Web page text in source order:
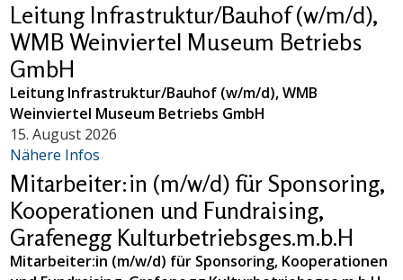
Leitung Infrastruktur/Bauhof (w/m/d),
WMB Weinviertel Museum Betriebs
GmbH
Leitung Infrastruktur/Bauhof (w/m/d), WMB
Weinviertel Museum Betriebs GmbH
15. August 2026
Nähere Infos
Mitarbeiter:in (m/w/d) für Sponsoring,
Kooperationen und Fundraising,
Grafenegg Kulturbetriebsges.m.b.H
Mitarbeiter:in (m/w/d) für Sponsoring, Kooperationen